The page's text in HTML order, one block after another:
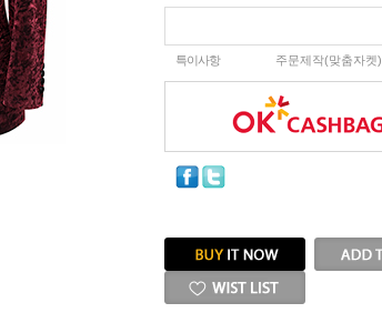
특이사항 주문제작(맞춤자켓)